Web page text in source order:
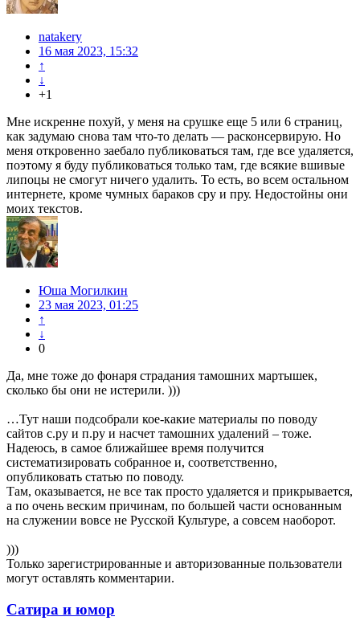
natakery
16 мая 2023, 15:32
↑
↓
+1
Мне искренне похуй, у меня на срушке еще 5 или 6 страниц,
как задумаю снова там что-то делать — расконсервирую. Но
меня откровенно заебало публиковаться там, где все удаляется,
поэтому я буду публиковаться только там, где всякие вшивые
липоцы не смогут ничего удалить. То есть, во всем остальном
интернете, кроме чумных бараков сру и пру. Недостойны они
моих текстов.
Юша Могилкин
23 мая 2023, 01:25
↑
↓
0
Да, мне тоже до фонаря страдания тамошних мартышек,
сколько бы они не истерили. )))
…Тут наши подсобрали кое-какие материалы по поводу
сайтов с.ру и п.ру и насчет тамошних удалений – тоже.
Надеюсь, в самое ближайшее время получится
систематизировать собранное и, соответственно,
опубликовать статью по поводу.
Там, оказывается, не все так просто удаляется и прикрывается,
а по очень веским причинам, по большей части основанным
на служении вовсе не Русской Культуре, а совсем наоборот.
)))
Только зарегистрированные и авторизованные пользователи
могут оставлять комментарии.
Сатира и юмор